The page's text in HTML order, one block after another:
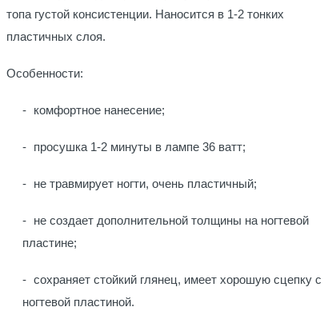
топа густой консистенции. Наносится в 1-2 тонких
пластичных слоя.
Особенности:
комфортное нанесение;
просушка 1-2 минуты в лампе 36 ватт;
не травмирует ногти, очень пластичный;
не создает дополнительной толщины на ногтевой
пластине;
сохраняет стойкий глянец, имеет хорошую сцепку с
ногтевой пластиной.